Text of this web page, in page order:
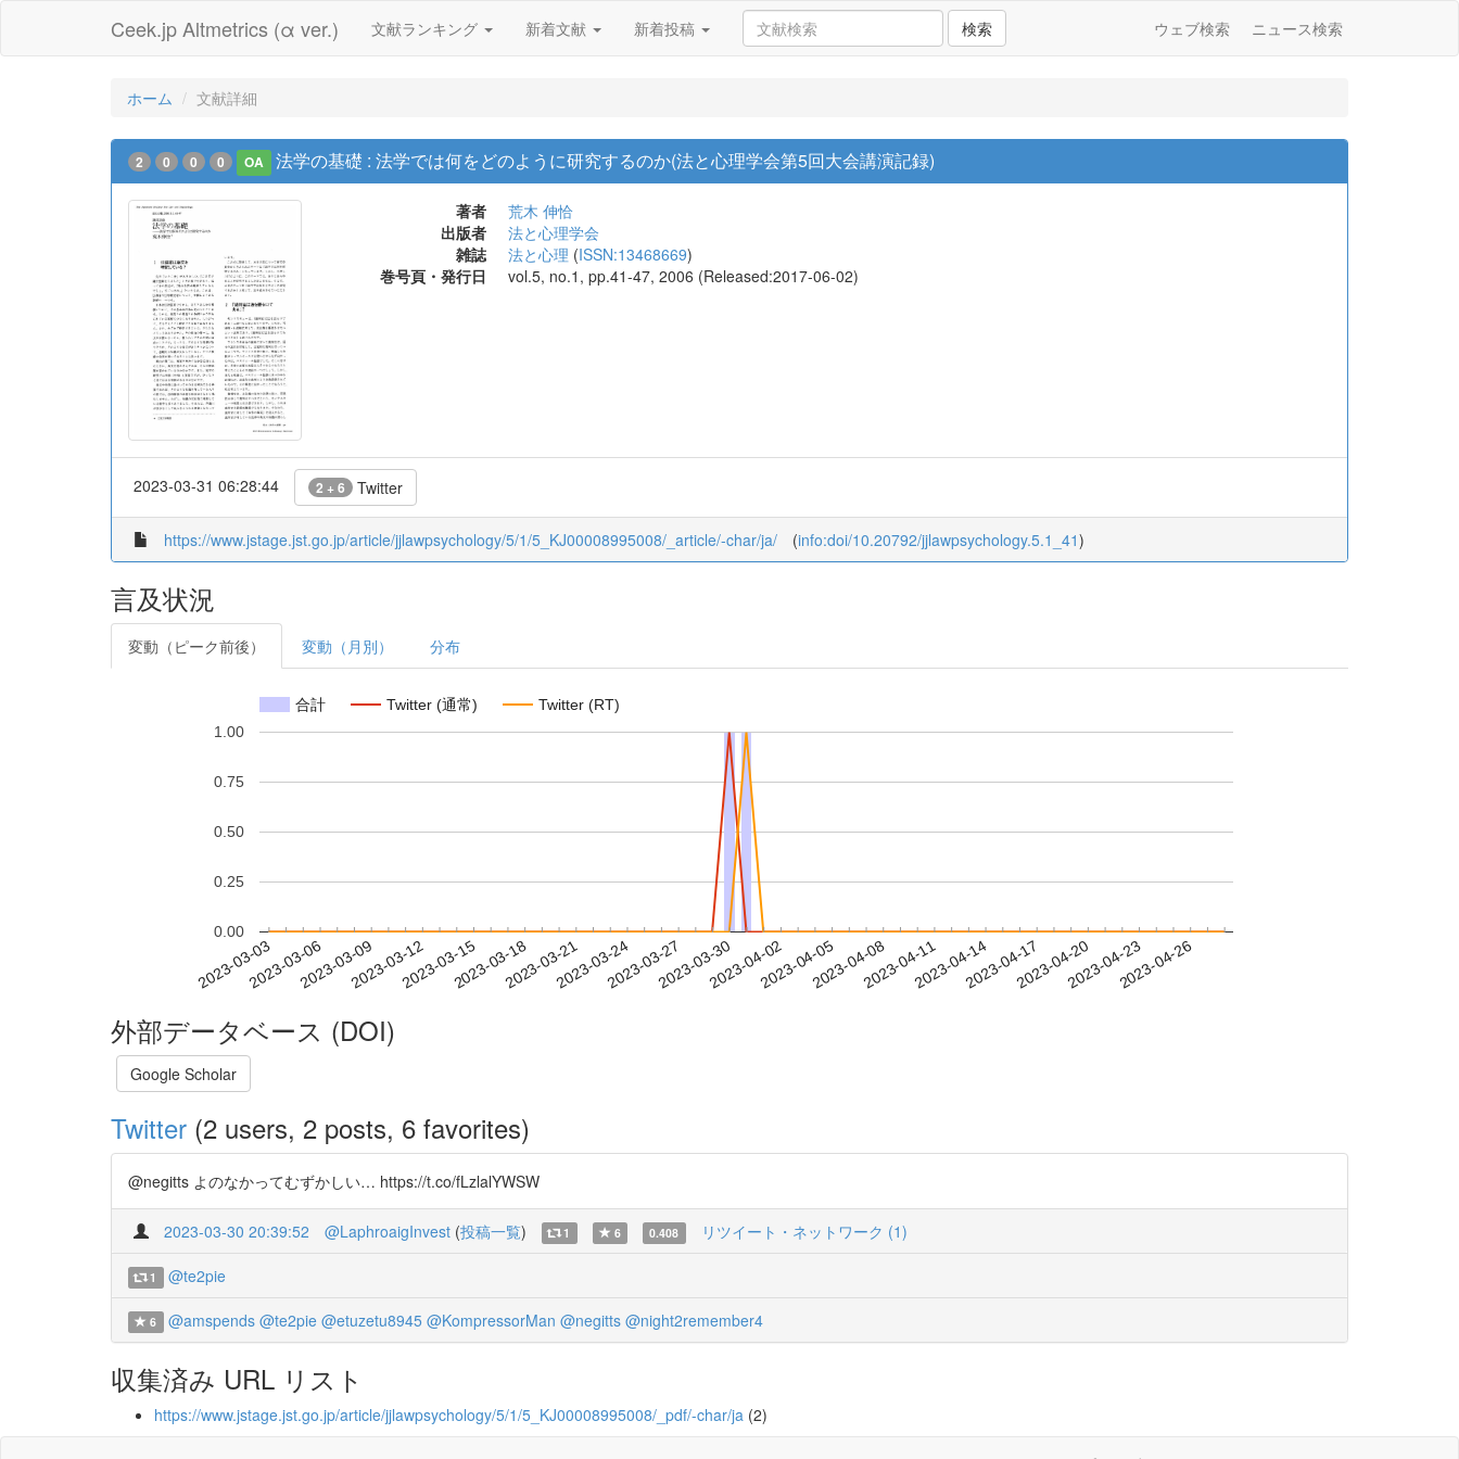
Ceek.jp Altmetrics (α ver.) 文献ランキング 新着文献 新着投稿 検索 ウェブ検索 ニュース検索
ホーム 文献詳細
2 0 0 0 OA 法学の基礎 : 法学では何をどのように研究するのか(法と心理学会第5回大会講演記録)
著者
荒木 伸恰
出版者
法と心理学会
雑誌
法と心理 (ISSN:13468669)
巻号頁・発行日
vol.5, no.1, pp.41-47, 2006 (Released:2017-06-02)
2023-03-31 06:28:44 2 + 6 Twitter
https://www.jstage.jst.go.jp/article/jjlawpsychology/5/1/5_KJ00008995008/_article/-char/ja/ (info:doi/10.20792/jjlawpsychology.5.1_41)
言及状況
変動（ピーク前後） 変動（月別） 分布
合計 Twitter (通常) Twitter (RT)
2023-03-032023-03-062023-03-092023-03-122023-03-152023-03-182023-03-212023-03-242023-03-272023-03-302023-04-022023-04-052023-04-082023-04-112023-04-142023-04-172023-04-202023-04-232023-04-26
0.00
0.25
0.50
0.75
1.00
外部データベース (DOI)
Google Scholar
Twitter (2 users, 2 posts, 6 favorites)
@negitts よのなかってむずかしい… https://t.co/fLzlalYWSW
2023-03-30 20:39:52 @LaphroaigInvest (投稿一覧) 1 6 0.408 リツイート・ネットワーク (1)
1 @te2pie
6 @amspends @te2pie @etuzetu8945 @KompressorMan @negitts @night2remember4
収集済み URL リスト
https://www.jstage.jst.go.jp/article/jjlawpsychology/5/1/5_KJ00008995008/_pdf/-char/ja (2)